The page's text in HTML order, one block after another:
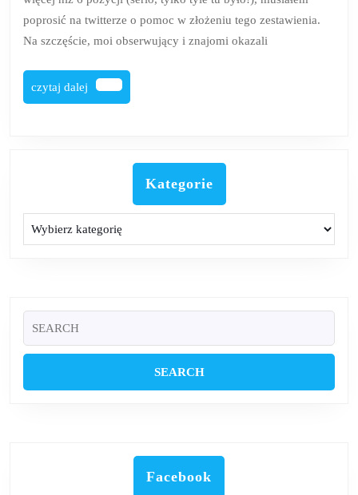
poprosić na twitterze o pomoc w złożeniu tego zestawienia.
Na szczęście, moi obserwujący i znajomi okazali
czytaj dalej
czytaj
dalej
Kategorie
for:
Facebook